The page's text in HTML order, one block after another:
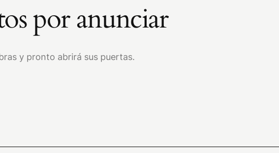
por anunciar
y pronto abrirá sus puertas.